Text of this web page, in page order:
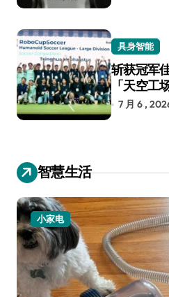
具身智能
斩获冠军
「天空工
RoboCup
7 月 6 ,
智慧生活
小家电